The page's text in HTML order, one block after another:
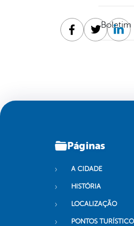
Boletim
Facebook
Páginas
A CIDADE
HISTÓRIA
LOCALIZAÇÃO
PONTOS